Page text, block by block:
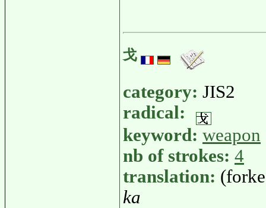
戈
category: JIS2
radical:
keyword: weapon
nb of strokes: 4
translation:
ka